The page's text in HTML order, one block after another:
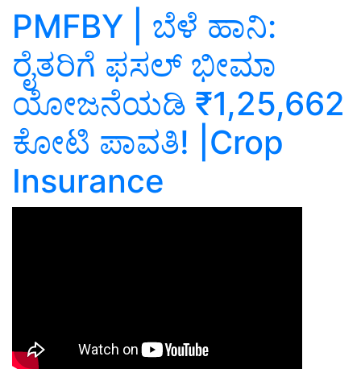
PMFBY | ಬೆಳೆ ಹಾನಿ:
ರೈತರಿಗೆ ಫಸಲ್‌ ಭೀಮಾ
ಯೋಜನೆಯಡಿ ₹1,25,662
ಕೋಟಿ ಪಾವತಿ! |Crop
Insurance